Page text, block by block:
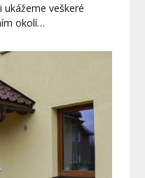
ukážeme veškeré
okolí…